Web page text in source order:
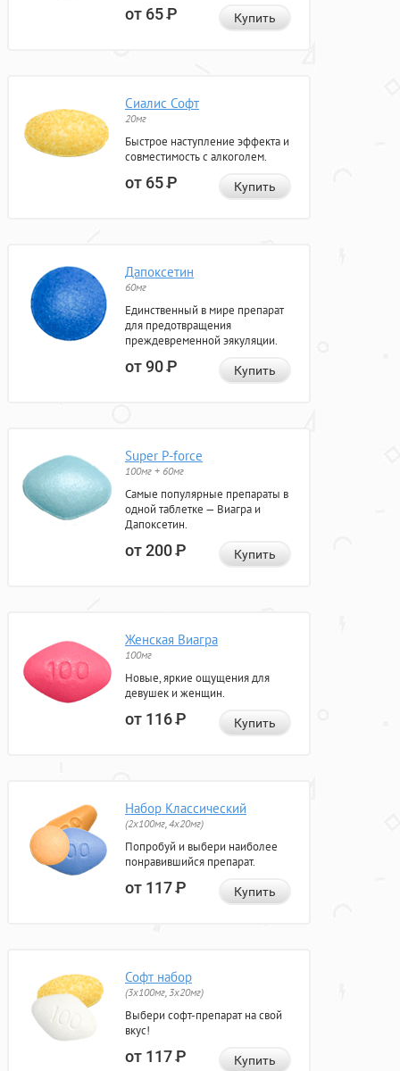
от 65Р Купить
Сиалис Софт
20мг
Быстрое наступление эффекта и
совместимость с алкоголем.
от 65Р Купить
Дапоксетин
60мг
Единственный в мире препарат
для предотвращения
преждевременной эякуляции.
от 90Р Купить
Super P-force
100мг + 60мг
Самые популярные препараты в
одной таблетке — Виагра и
Дапоксетин.
от 200Р Купить
Женская Виагра
100мг
Новые, яркие ощущения для
девушек и женщин.
от 116Р Купить
Набор Классический
(2x100мг, 4x20мг)
Попробуй и выбери наиболее
понравившийся препарат.
от 117Р Купить
Софт набор
(3x100мг, 3x20мг)
Выбери софт-препарат на свой
вкус!
от 117Р Купить